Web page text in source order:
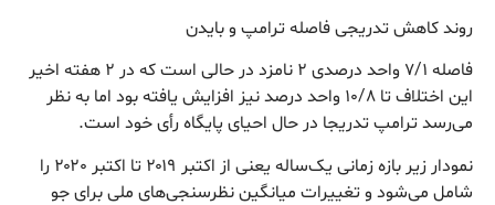
روند کاهش تدریجی فاصله ترامپ و بایدن
فاصله ۷/۱ واحد درصدی ۲ نامزد در حالی است که در ۲ هفته اخیر
این اختلاف تا ۱۰/۸ واحد درصد نیز افزایش یافته بود اما به نظر
می‌رسد ترامپ تدریجا در حال احیای پایگاه رأی خود است.
نمودار زیر بازه زمانی یک‌ساله یعنی از اکتبر ۲۰۱۹ تا اکتبر ۲۰۲۰ را
شامل می‌شود و تغییرات میانگین نظرسنجی‌های ملی برای جو